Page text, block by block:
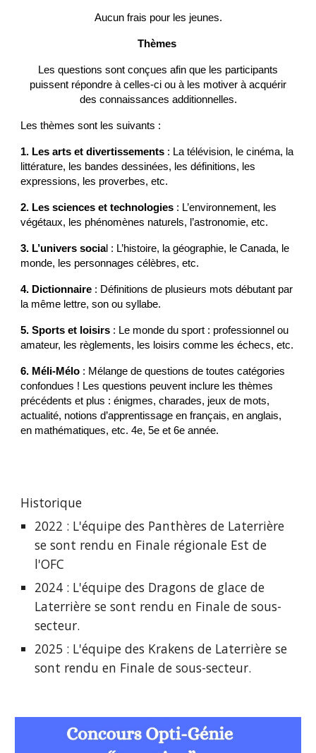
Aucun frais pour les jeunes.
Thèmes
Les questions sont conçues afin que les participants
puissent répondre à celles-ci ou à les motiver à acquérir
des connaissances additionnelles.
Les thèmes sont les suivants :
1. Les arts et divertissements : La télévision, le cinéma, la
littérature, les bandes dessinées, les définitions, les
expressions, les proverbes, etc.
2. Les sciences et technologies : L’environnement, les
végétaux, les phénomènes naturels, l’astronomie, etc.
3. L’univers social : L’histoire, la géographie, le Canada, le
monde, les personnages célèbres, etc.
4. Dictionnaire : Définitions de plusieurs mots débutant par
la même lettre, son ou syllabe.
5. Sports et loisirs : Le monde du sport : professionnel ou
amateur, les règlements, les loisirs comme les échecs, etc.
6. Méli-Mélo : Mélange de questions de toutes catégories
confondues ! Les questions peuvent inclure les thèmes
précédents et plus : énigmes, charades, jeux de mots,
actualité, notions d’apprentissage en français, en anglais,
en mathématiques, etc. 4e, 5e et 6e année.
Historique
2022 : L'équipe des Panthères de Laterrière
se sont rendu en Finale régionale Est de
l'OFC
2024 : L'équipe des Dragons de glace de
Laterrière se sont rendu en Finale de sous-
secteur.
2025 : L'équipe des Krakens de Laterrière se
sont rendu en Finale de sous-secteur.